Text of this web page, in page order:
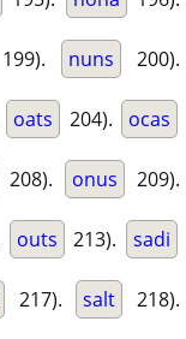
199). nuns 200).
oats 204). ocas
208). onus 209).
outs 213). sadi
217). salt 218).